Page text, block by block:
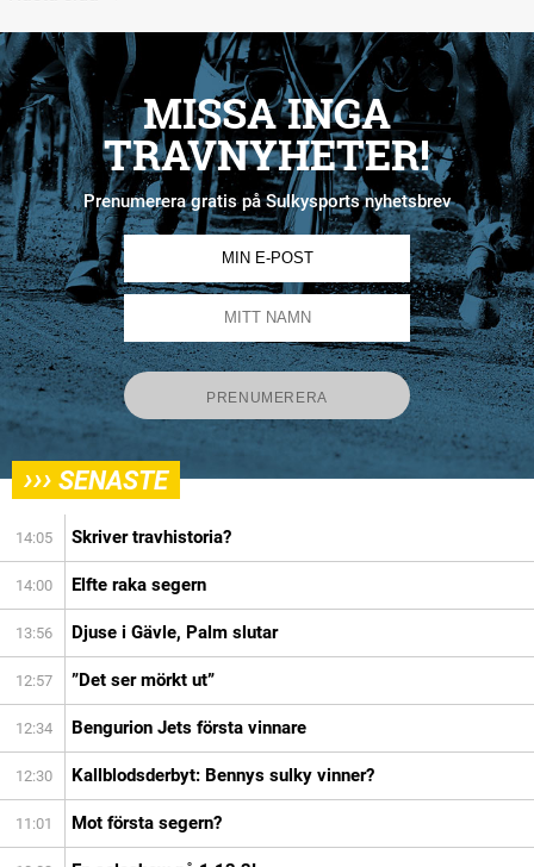
MISSA INGA
TRAVNYHETER!
Prenumerera gratis på Sulkysports nyhetsbrev
››› SENASTE
14:05 Skriver travhistoria?
14:00 Elfte raka segern
13:56 Djuse i Gävle, Palm slutar
12:57 ”Det ser mörkt ut”
12:34 Bengurion Jets första vinnare
12:30 Kallblodsderbyt: Bennys sulky vinner?
11:01 Mot första segern?